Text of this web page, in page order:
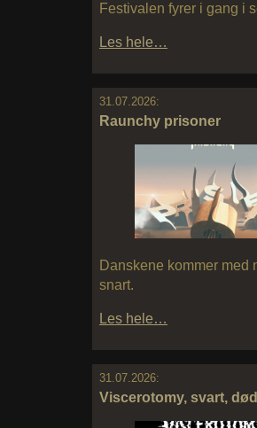
Festivalen fyrer i gang i
Les hele…
31.07.2026:
Raunchy prisoner
Danskene kommer med
snart.
Les hele…
31.07.2026:
Viscerotomy, svart,